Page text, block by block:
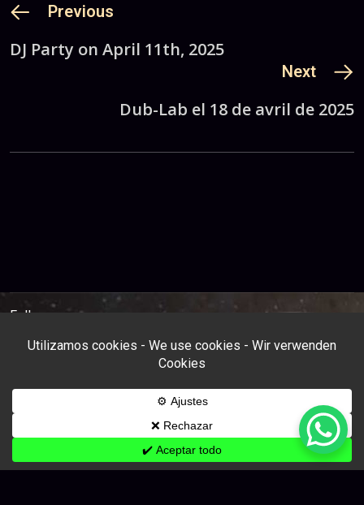
Previous
DJ Party on April 11th, 2025
Next
Dub-Lab el 18 de avril de 2025
Follow us: